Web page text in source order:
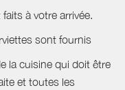
à votre arrivée.
sont fournis
la cuisine qui doit être
et toutes les